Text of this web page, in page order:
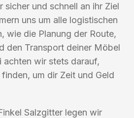
sicher und schnell an ihr Ziel
uns um alle logistischen
wie die Planung der Route,
den Transport deiner Möbel
achten wir stets darauf,
um dir Zeit und Geld
Salzgitter legen wir